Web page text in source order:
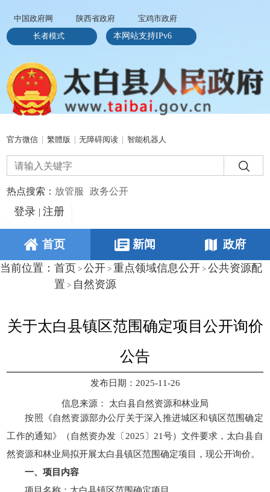
中国政府网 陕西省政府
宝鸡市政府
长者模式
本网站支持IPv6
官方微信 繁體版 无障碍阅读 智能机器人
热点搜索： 放管服 政务公开
登录 注册
首页 新闻 政府
当前位置： 首页 > 公开 > 重点领域信息公开 > 公共资源配
置 > 自然资源
关于太白县镇区范围确定项目公开询价
公告
发布日期：2025-11-26
信息来源： 太白县自然资源和林业局
按照《自然资源部办公厅关于深入推进城区和镇区范围确定
工作的通知》（自然资办发〔2025〕21号）文件要求，太白县自
然资源和林业局拟开展太白县镇区范围确定项目，现公开询价。
一、项目内容